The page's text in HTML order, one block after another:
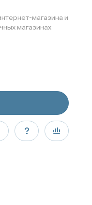
магазина и
магазинах